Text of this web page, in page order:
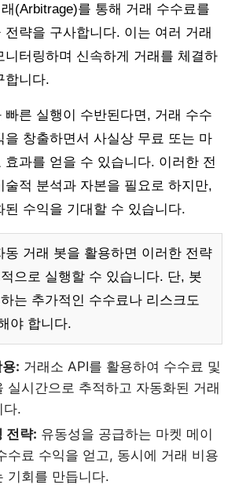
(Arbitrage)를 통해 거래 수수료를
전략을 구사합니다. 이는 여러 거래
니터링하며 신속하게 거래를 체결하
합니다.
빠른 실행이 수반된다면, 거래 수수
을 창출하면서 사실상 무료 또는 마
효과를 얻을 수 있습니다. 이러한 전
술적 분석과 자본을 필요로 하지만,
된 수익을 기대할 수 있습니다.
동 거래 봇을 활용하면 이러한 전략
으로 실행할 수 있습니다. 단, 봇
는 추가적인 수수료나 리스크도
야 합니다.
: 거래소 API를 활용하여 수수료 및
실시간으로 추적하고 자동화된 거래
다.
전략: 유동성을 공급하는 마켓 메이
수료 수익을 얻고, 동시에 거래 비용
기회를 만듭니다.